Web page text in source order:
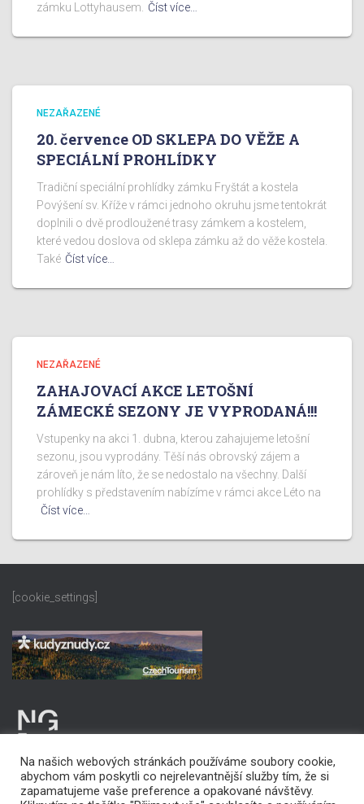
zámku Lottyhausem.
Číst více…
NEZAŘAZENÉ
20. července OD SKLEPA DO VĚŽE A
SPECIÁLNÍ PROHLÍDKY
Tradiční speciální prohlídky zámku Fryštát a kostela
Povýšení sv. Kříže v rámci jednoho okruhu jsme tentokrát
doplnili o dvě prodloužené trasy zámkem a kostelem,
které vedou doslova od sklepa zámku až do věže kostela.
Také Číst více…
NEZAŘAZENÉ
ZAHAJOVACÍ AKCE LETOŠNÍ
ZÁMECKÉ SEZONY JE VYPRODANÁ!!!
Vstupenky na akci 1. dubna, kterou zahajujeme letošní
sezonu, jsou vyprodány. Těší nás obrovský zájem a
zároveň je nám líto, že se nedostalo na všechny. Další
prohlídky s představením nabízíme v rámci akce Léto na
Číst více…
[cookie_settings]
Na našich webových stránkách používáme soubory cookie,
abychom vám poskytli co nejrelevantnější služby tím, že si
zapamatujeme vaše preference a opakované návštěvy.